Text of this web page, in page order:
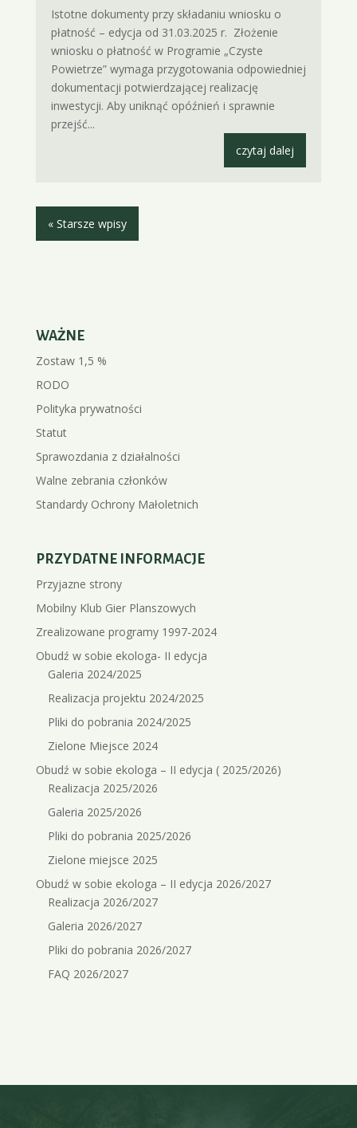
Istotne dokumenty przy składaniu wniosku o
płatność – edycja od 31.03.2025 r. Złożenie
wniosku o płatność w Programie „Czyste
Powietrze” wymaga przygotowania odpowiedniej
dokumentacji potwierdzającej realizację
inwestycji. Aby uniknąć opóźnień i sprawnie
przejść...
czytaj dalej
« Starsze wpisy
WAŻNE
Zostaw 1,5 %
RODO
Polityka prywatności
Statut
Sprawozdania z działalności
Walne zebrania członków
Standardy Ochrony Małoletnich
PRZYDATNE INFORMACJE
Przyjazne strony
Mobilny Klub Gier Planszowych
Zrealizowane programy 1997-2024
Obudź w sobie ekologa- II edycja
Galeria 2024/2025
Realizacja projektu 2024/2025
Pliki do pobrania 2024/2025
Zielone Miejsce 2024
Obudź w sobie ekologa – II edycja ( 2025/2026)
Realizacja 2025/2026
Galeria 2025/2026
Pliki do pobrania 2025/2026
Zielone miejsce 2025
Obudź w sobie ekologa – II edycja 2026/2027
Realizacja 2026/2027
Galeria 2026/2027
Pliki do pobrania 2026/2027
FAQ 2026/2027